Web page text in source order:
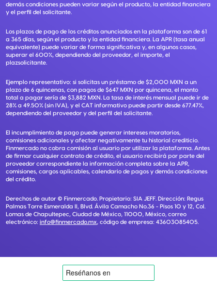
demás condiciones pueden variar según el producto, la entidad financiera
y el perfil del solicitante.
Los plazos de pago de los créditos anunciados en la plataforma son de 61
a 365 días, según el producto y la entidad financiera. La APR (tasa anual
equivalente) puede variar de forma significativa y, en algunos casos,
superar el 600%, dependiendo del proveedor, el importe, el
plazsolicitante.
Ejemplo representativo: si solicitas un préstamo de $2,000 MXN a un
plazo de 6 quincenas, con pagos de $647 MXN por quincena, el monto
total a pagar sería de $3,882 MXN. La tasa de interés mensual puede ir de
28% a 49.50% (sin IVA), y el CAT informativo puede partir desde 677.47%,
dependiendo del proveedor y del perfil del solicitante.
El incumplimiento de pago puede generar intereses moratorios,
comisiones adicionales y afectar negativamente tu historial crediticio.
Finmercado no cobra comisión al usuario por utilizar la plataforma. Antes
de firmar cualquier contrato de crédito, el usuario recibirá por parte del
proveedor correspondiente la información completa sobre la APR,
comisiones, cargos aplicables, calendario de pagos y demás condiciones
del crédito.
Derechos de autor © Finmercado. Propietario: SIA JEFF. Dirección: Regus
Palmas Torre Esmeralda II, Blvd. Ávila Camacho No.36 - Pisos 10 y 12, Col.
Lomas de Chapultepec, Ciudad de México, 11000, México, correo
electrónico: info@finmercado.mx, código de empresa: 43603085405.